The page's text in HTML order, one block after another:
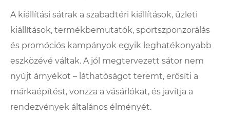
A kiállítási sátrak a szabadtéri kiállítások, üzleti
kiállítások, termékbemutatók, sportszponzorálás
és promóciós kampányok egyik leghatékonyabb
eszközévé váltak. A jól megtervezett sátor nem
nyújt árnyékot – láthatóságot teremt, erősíti a
márkaépítést, vonzza a vásárlókat, és javítja a
rendezvények általános élményét.